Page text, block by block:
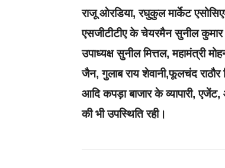
राजू ओरडिया, रघुकुल मार्केट
एसजीटीटीए के चेयरमैन सुनील कुमार
उपाध्यक्ष सुनील मित्तल, महामंत्री
जैन, गुलाब राय शेवानी,फूलचंद
आदि कपड़ा बाजार के व्यापारी,
की भी उपस्थिति रही।